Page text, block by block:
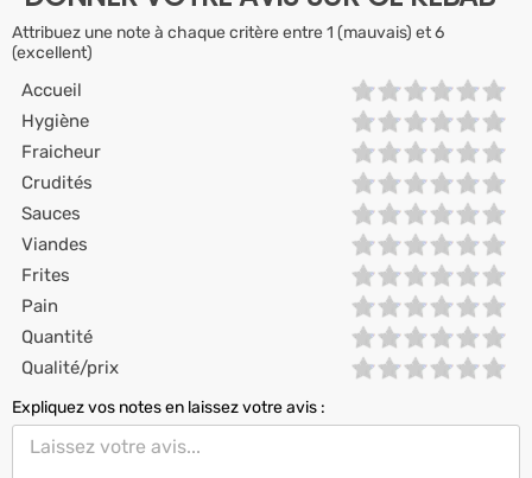
Attribuez une note à chaque critère entre 1 (mauvais) et 6
(excellent)
Accueil
Hygiène
Fraicheur
Crudités
Sauces
Viandes
Frites
Pain
Quantité
Qualité/prix
Expliquez vos notes en laissez votre avis :